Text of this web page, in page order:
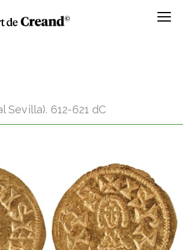
Sevilla). 612-621 dC